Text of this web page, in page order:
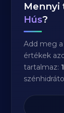
Mennyi
Hús?
Add meg
értékek
tartalmaz: